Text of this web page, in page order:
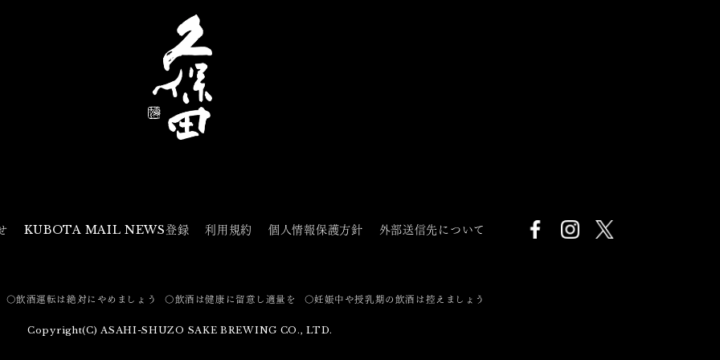
KUBOTA MAIL NEWS登録 利用規約 個人情報保護方針 外部送信先について
〇飲酒運転は絶対にやめましょう 〇飲酒は健康に留意し適量を 〇妊娠中や授乳期の飲酒は控えましょう
Copyright(C) ASAHI-SHUZO SAKE BREWING CO., LTD.